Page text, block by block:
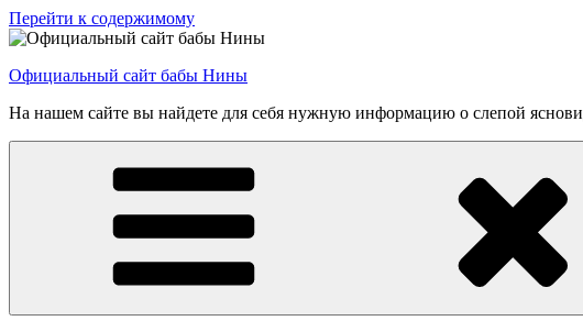
Перейти к содержимому
Официальный сайт бабы Нины
На нашем сайте вы найдете для себя нужную информацию о слепой